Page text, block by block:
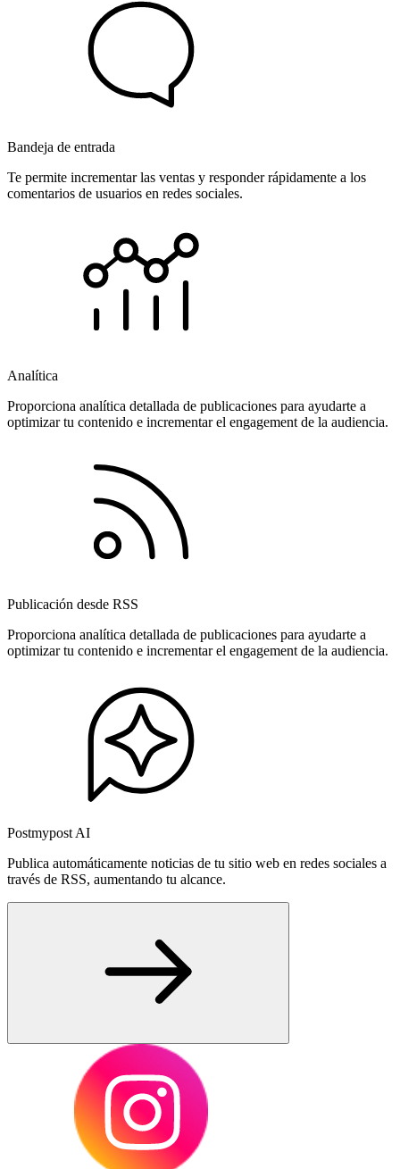
Bandeja de entrada
Te permite incrementar las ventas y responder rápidamente a los
comentarios de usuarios en redes sociales.
Analítica
Proporciona analítica detallada de publicaciones para ayudarte a
optimizar tu contenido e incrementar el engagement de la audiencia.
Publicación desde RSS
Proporciona analítica detallada de publicaciones para ayudarte a
optimizar tu contenido e incrementar el engagement de la audiencia.
Postmypost AI
Publica automáticamente noticias de tu sitio web en redes sociales a
través de RSS, aumentando tu alcance.